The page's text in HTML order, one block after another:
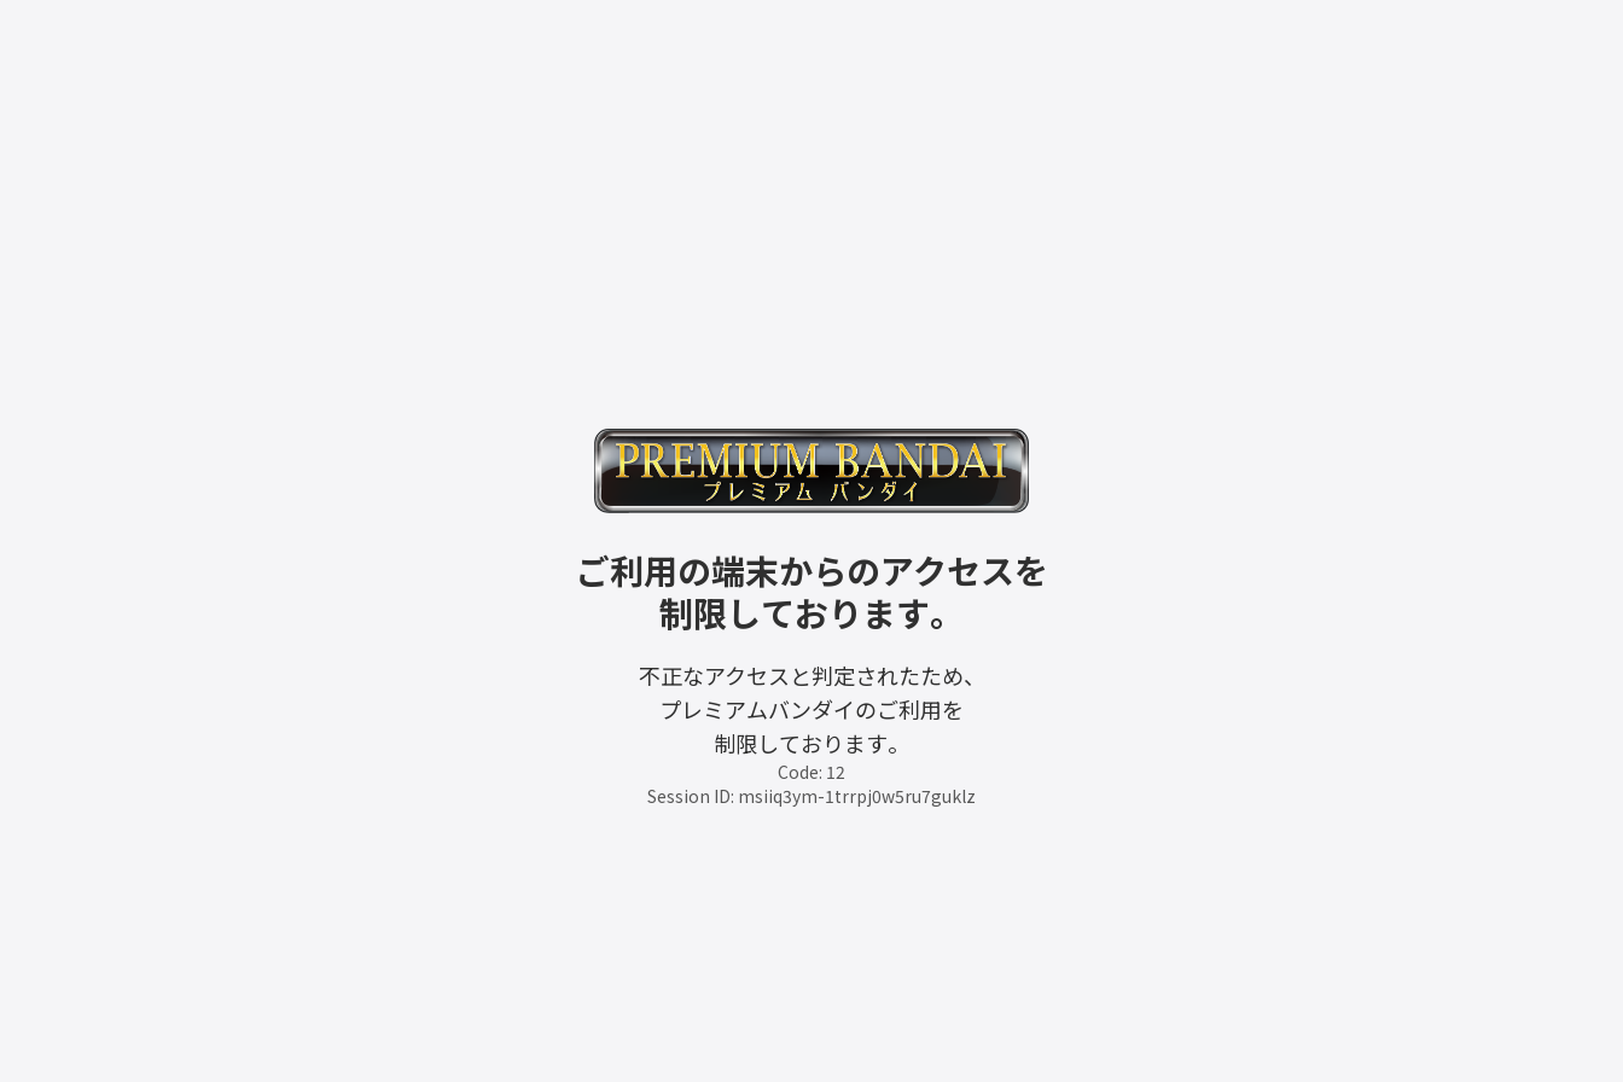
ご利用の端末からのアクセスを
制限しております。
不正なアクセスと判定されたため、
プレミアムバンダイのご利用を
制限しております。
Code: 12
Session ID: msiiq3ym-1trrpj0w5ru7guklz